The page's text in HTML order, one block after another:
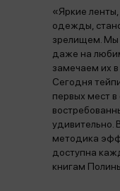
«Яркие
одежды,
зрелищем. Мы
даже на
замечаем их
Сегодня
первых мест
удивительно.
методика
доступна
книгам